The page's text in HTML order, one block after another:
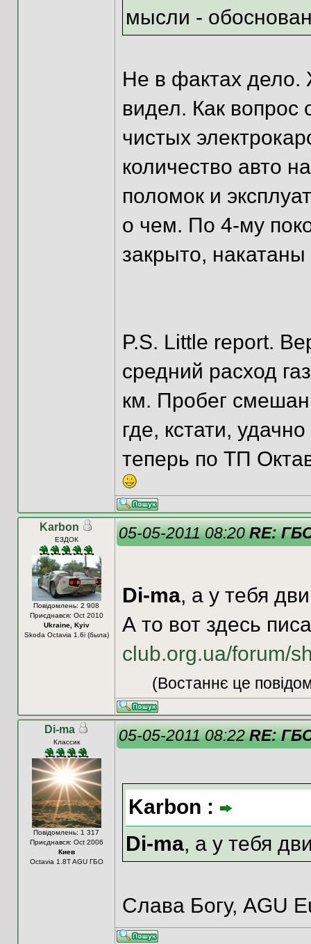
мысли -
Не в фактах дело.
видел. Как вопрос
чистых
количество авто
поломок и
о чем. По 4-му
закрыто,
P.S. Little report.
средний расход
км. Пробег
где, кстати,
теперь по ТП
Karbon
ЕЗДОК
Повідомлень: 2 908
Приєднався: Oct 2010
Ukraine, Kyiv
Skoda Octavia 1.6i (была)
05-05-2011 08:20RE:
Di-ma, а у тебя
А то вот здесь
club.org.ua/forum/
(Востаннє це
Di-ma
Классик
Повідомлень: 1 317
Приєднався: Oct 2006
Киев
Octavia 1.8T AGU ГБО
05-05-2011 08:22RE:
Karbon :
Di-ma, а у тебя
Слава Богу, AGU